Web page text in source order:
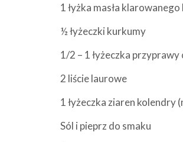
1 łyżka masła
½ łyżeczki kurkumy
1/2 – 1 łyżeczka
2 liście laurowe
1 łyżeczka ziaren kolendry
Sól i pieprz do smaku